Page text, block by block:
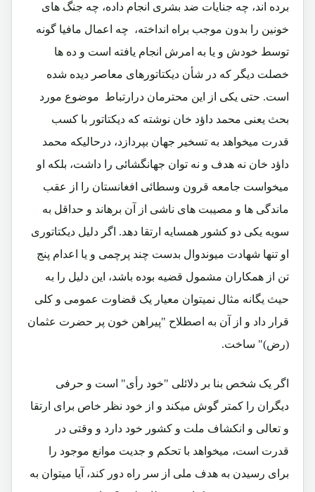
برده اند، چه جنایات ضد بشری انجام داده، چه جنگ های
خونین را بدون موجب براه انداخته، چه اعمال مافیا گونه
توسط خودش و یا به امرش انجام یافته است و ده ها
خصلت دیگر که در شأن دیکتاتورهای معاصر دیده شده
است. حتی یکی از این محترمان درارتباط موضوع مورد
بحث یعنی محمد داؤد خان نوشته که دیکتاتور با کسب
قدرت میخواهد به تسخیر جهان بپردازد، درحالیکه محمد
داؤد خان نه هدف و نه توان جهانگشائی را داشت، بلکه او
میخواست جامعه قرون وسطائی افغانستان را از عقب
ماندگی ها و مصیبت های ناشی از آن برهاند و حداقل به
سویه یکی دو کشور همسایه ارتقا دهد. اگر دلیل دیکتاتوری
او تنها شهادت میوندوال بدست چند پرچمی و یا اعدام پنج
تن از همکاران مشمول قضیه بوده باشد، این دلیل را به
حیث یگانه مثال نمیتوان معیار یک قضاوت عمومی و کلی
قرار داد و از آن به اصطلاح "پیراهن خون پر حضرت عثمان
(رض)" ساخت.
اگر یک شخص بنا بر دلائلی "خود رأی" است و حرفی
دیگران را کمتر گوش میکند و از خود نظر خاص برای ارتقا
و تعالی و انکشاف ملت و کشور خود دارد و وقتی در
قدرت است، میخواهد با تحکم و جدیت موانع موجود را
برای رسیدن به هدف ملی از سر راه دور کند، آیا میتوان به